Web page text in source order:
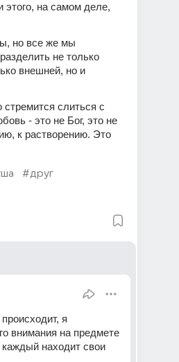
этого, на самом деле,
но все же мы
не только
внешней, но и
стремится слиться с
- это не Бог, это не
к растворению. Это
#друг
я
внимания на предмете
находит свои